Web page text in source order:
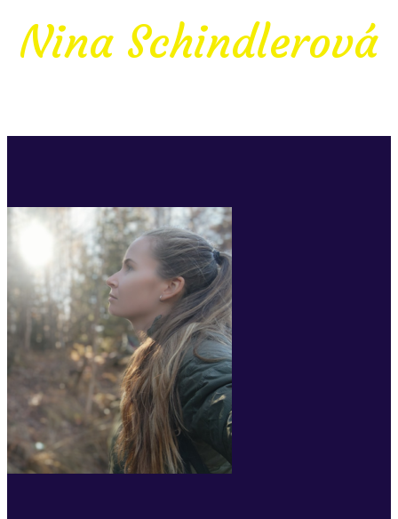
Nina Schindlerová